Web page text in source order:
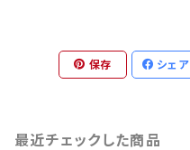
保存 シェア
最近チェックした商品